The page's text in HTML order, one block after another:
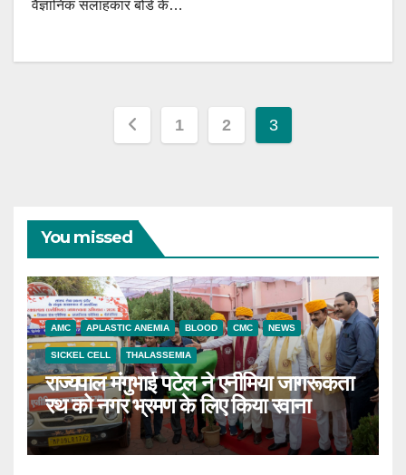
वैज्ञानिक सलाहकार बोर्ड के…
Posts
1 2 3
You missed
AMC APLASTIC ANEMIA BLOOD CMC NEWS
SICKEL CELL THALASSEMIA
राज्यपाल मंगुभाई पटेल ने एनीमिया जागरूकता
रथ को नगर भ्रमण के लिए किया रवाना